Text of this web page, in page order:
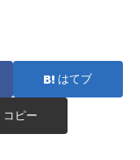
はてブ
コピー